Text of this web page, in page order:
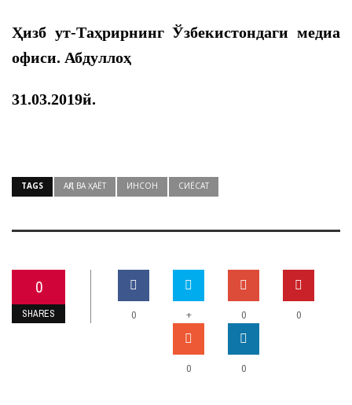
Ҳизб ут-Таҳрирнинг Ўзбекистондаги медиа
офиси. Абдуллоҳ
31.03.2019й.
TAGS АҚЛ ВА ҲАЁТ ИНСОН СИЁСАТ
0
SHARES 0 + 0 0
0 0